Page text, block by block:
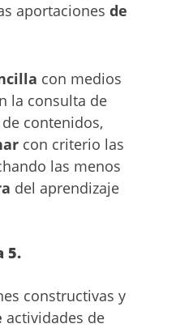
aportaciones de
con medios
la consulta de
contenidos,
con criterio las
las menos
del aprendizaje
5.
constructivas y
actividades de